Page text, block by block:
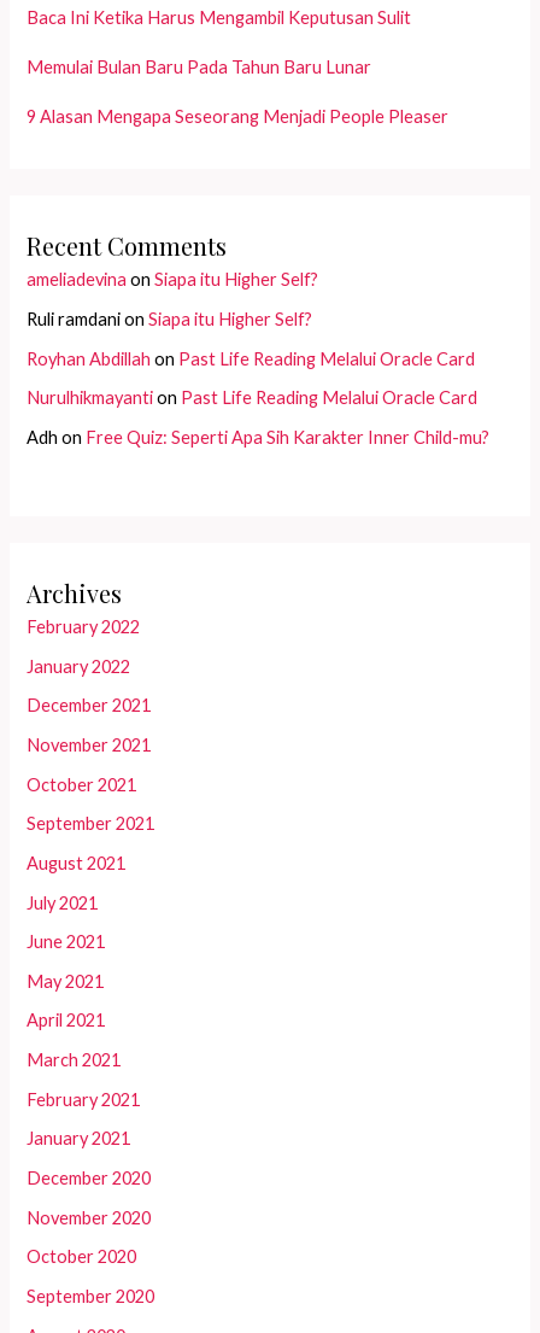
Baca Ini Ketika Harus Mengambil Keputusan Sulit
Memulai Bulan Baru Pada Tahun Baru Lunar
9 Alasan Mengapa Seseorang Menjadi People Pleaser
Recent Comments
ameliadevina onSiapa itu Higher Self?
Ruli ramdanionSiapa itu Higher Self?
Royhan Abdillah on Past Life Reading Melalui Oracle Card
Nurulhikmayantion Past Life Reading Melalui Oracle Card
Adh on Free Quiz: Seperti Apa Sih Karakter Inner Child-mu?
Archives
February 2022
January 2022
December 2021
November 2021
October 2021
September 2021
August 2021
July 2021
June 2021
May 2021
April 2021
March 2021
February 2021
January 2021
December 2020
November 2020
October 2020
September 2020